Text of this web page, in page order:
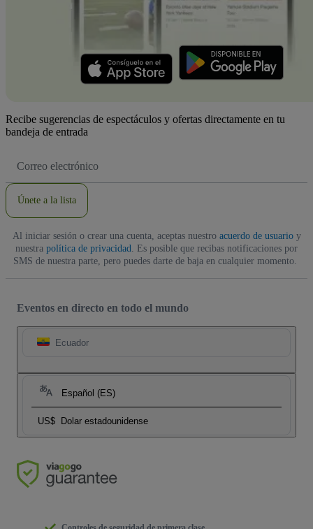
Recibe sugerencias de espectáculos y ofertas directamente en tu
bandeja de entrada
de
Únete a la lista
Al iniciar sesión o crear una cuenta, aceptas nuestro acuerdo de usuarioy
nuestra política de privacidad. Es posible que recibas notificaciones por
SMS de nuestra parte, pero puedes darte de baja en cualquier momento.
Eventos en directo en todo el mundo
Ecuador
Español (ES)
US$ Dolar estadounidense